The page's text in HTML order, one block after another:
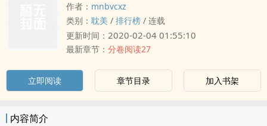
作者： mnbvcxz
类别： 耽美 / 排行榜 / 连载
更新时间： 2020-02-04 01:55:10
最新章节： 分卷阅读27
立即阅读 章节目录 加入书架
内容简介